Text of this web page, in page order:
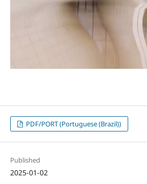
PDF/PORT (Portuguese (Brazil))
Published
2025-01-02